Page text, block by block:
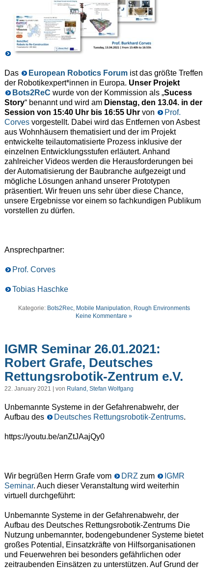
Das European Robotics Forumist das größte Treffen
der Robotikexpert*innen in Europa. Unser Projekt
Bots2ReC wurde von der Kommission als „Sucess
Story“ benannt und wird am Dienstag, den 13.04. in der
Session von 15:40 Uhr bis 16:55 Uhrvon
Prof.
Corvesvorgestellt. Dabei wird das Entfernen von Asbest
aus Wohnhäusern thematisiert und der im Projekt
entwickelte teilautomatisierte Prozess inklusive der
einzelnen Entwicklungsstufen erläutert. Anhand
zahlreicher Videos werden die Herausforderungen bei
der Automatisierung der Baubranche aufgezeigt und
mögliche Lösungen anhand unserer Prototypen
präsentiert. Wir freuen uns sehr über diese Chance,
unsere Ergebnisse vor einem so fachkundigen Publikum
vorstellen zu dürfen.
Ansprechpartner:
Prof. Corves
Tobias Haschke
Kategorie: Bots2Rec, Mobile Manipulation, Rough Environments
Keine Kommentare »
IGMR Seminar 26.01.2021:
Robert Grafe, Deutsches
Rettungsrobotik-Zentrum e.V.
22. January 2021 | von Ruland, Stefan Wolfgang
Unbemannte Systeme in der Gefahrenabwehr, der
Aufbau des
Deutsches Rettungsrobotik-Zentrums.
https://youtu.be/anZtJAajQy0
Wir begrüßen Herrn Grafe vom DRZ zum
IGMR
Seminar. Auch dieser Veranstaltung wird weiterhin
virtuell durchgeführt:
Unbemannte Systeme in der Gefahrenabwehr, der
Aufbau des Deutsches Rettungsrobotik-Zentrums Die
Nutzung unbemannter, bodengebundener Systeme bietet
großes Potential, Einsatzkräfte von Hilfsorganisationen
und Feuerwehren bei besonders gefährlichen oder
zeitraubenden Einsätzen zu unterstützen. Auf Grund der